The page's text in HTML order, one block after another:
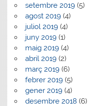
setembre 2019(5)
agost 2019(4)
juliol 2019(4)
juny 2019(1)
maig 2019(4)
abril 2019(2)
març 2019(6)
febrer 2019(5)
gener 2019(4)
desembre 2018 (6)